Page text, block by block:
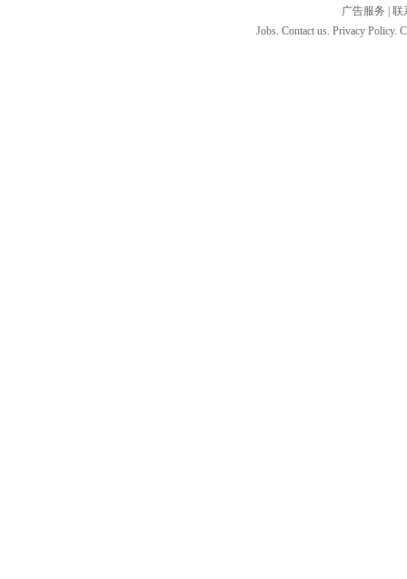
广告服务
联
Jobs. Contact us. Privacy Policy.